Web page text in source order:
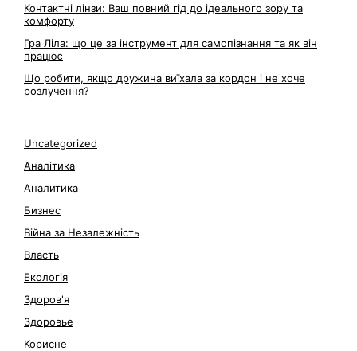
Контактні лінзи: Ваш повний гід до ідеального зору та
комфорту
Гра Ліла: що це за інструмент для самопізнання та як він
працює
Що робити, якщо дружина виїхала за кордон і не хоче
розлучення?
Uncategorized
Аналітика
Аналитика
Бизнес
Війна за Незалежність
Власть
Екологія
Здоров'я
Здоровье
Корисне